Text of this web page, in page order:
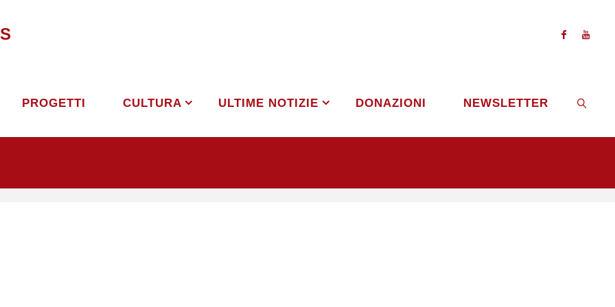
S
PROGETTI CULTURA ULTIME NOTIZIE DONAZIONI NEWSLETTER